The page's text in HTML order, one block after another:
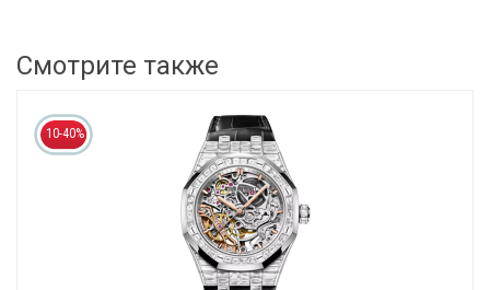
Смотрите также
10-40%